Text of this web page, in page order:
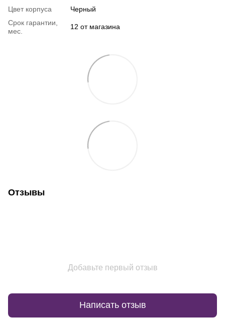
Цвет корпуса
Черный
Срок гарантии,
мес.
12 от магазина
Отзывы
Добавьте первый отзыв
Написать отзыв